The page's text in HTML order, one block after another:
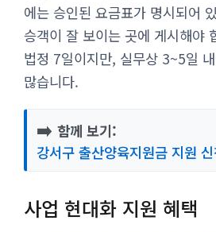
에는 승인된 요금표가 명시되어
승객이 잘 보이는 곳에 게시해야
법정 7일이지만, 실무상 3~5일
많습니다.
➡️ 함께 보기:
강서구 출산양육지원금 지원
사업 현대화 지원 혜택